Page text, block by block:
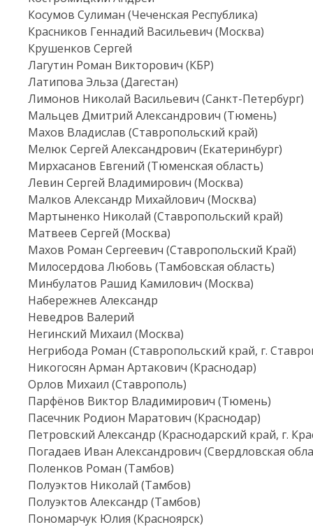
Косумов Сулиман (Чеченская Республика)
Красников Геннадий Васильевич (Москва)
Крушенков Сергей
Лагутин Роман Викторович (КБР)
Латипова Эльза (Дагестан)
Лимонов Николай Васильевич (Санкт-Петербург)
Мальцев Дмитрий Александрович (Тюмень)
Махов Владислав (Ставропольский край)
Мелюк Сергей Александрович (Екатеринбург)
Мирхасанов Евгений (Тюменская область)
Левин Сергей Владимирович (Москва)
Малков Александр Михайлович (Москва)
Мартыненко Николай (Ставропольский край)
Матвеев Сергей (Москва)
Махов Роман Сергеевич (Ставропольский Край)
Милосердова Любовь (Тамбовская область)
Минбулатов Рашид Камилович (Москва)
Набережнев Александр
Неведров Валерий
Негинский Михаил (Москва)
Негрибода Роман (Ставропольский край, г.
Никогосян Арман Артакович (Краснодар)
Орлов Михаил (Ставрополь)
Парфёнов Виктор Владимирович (Тюмень)
Пасечник Родион Маратович (Краснодар)
Петровский Александр (Краснодарский край, г.
Погадаев Иван Александрович (Свердловская
Поленков Роман (Тамбов)
Полуэктов Николай (Тамбов)
Полуэктов Александр (Тамбов)
Пономарчук Юлия (Красноярск)